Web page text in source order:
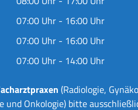
07:00 Uhr - 16:00 Uhr
07:00 Uhr - 16:00 Uhr
07:00 Uhr - 14:00 Uhr
(Radiologie,
und Onkologie) bitte